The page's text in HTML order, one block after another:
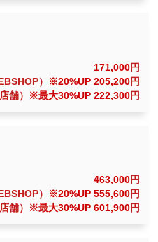
171,000円
）
※20%UP 205,200円
舗）
※最大30%UP 222,300円
463,000円
）
※20%UP 555,600円
舗）
※最大30%UP 601,900円